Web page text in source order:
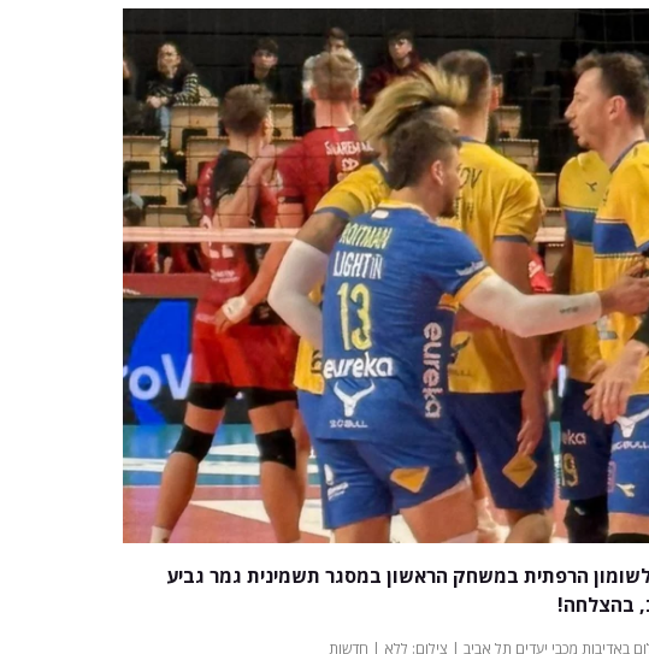
יעדים תל אביב מפסידה 3:1 לשומון הרפתית במשחק הראשון במסגר תשמינית גמר גביע
בהצלחה!